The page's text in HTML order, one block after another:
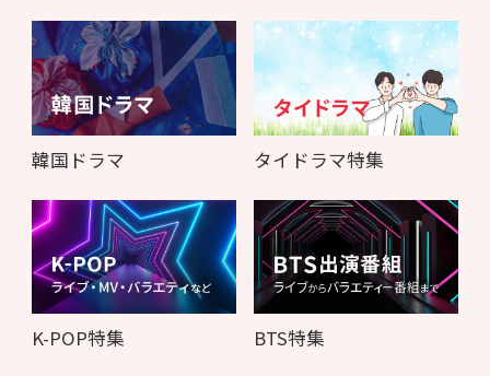
韓国ドラマ タイドラマ特集
K-POP特集 BTS特集